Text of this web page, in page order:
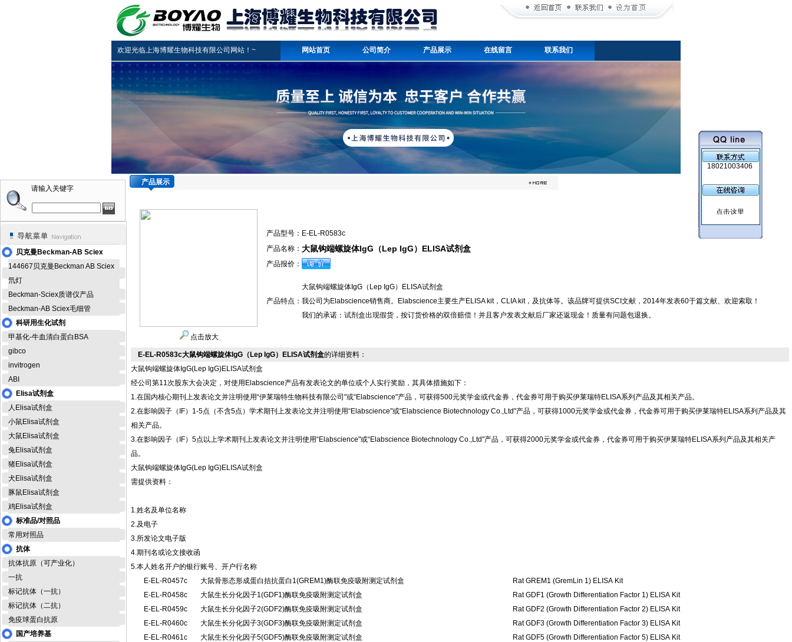
欢迎光临上海博耀生物科技有限公司网站！~ 网站首页 公司简介 产品展示 在线留言 联系我们
18021003406
请输入关键字
贝克曼Beckman-AB Sciex
144667贝克曼Beckman AB Sciex
氘灯
Beckman-Sciex质谱仪产品
Beckman-AB Sciex毛细管
科研用生化试剂
甲基化-牛血清白蛋白BSA
gibco
invitrogen
ABI
Elisa试剂盒
人Elisa试剂盒
小鼠Elisa试剂盒
大鼠Elisa试剂盒
兔Elisa试剂盒
猪Elisa试剂盒
犬Elisa试剂盒
豚鼠Elisa试剂盒
鸡Elisa试剂盒
标准品/对照品
常用对照品
抗体
抗体抗原（可产业化）
一抗
标记抗体（一抗）
标记抗体（二抗）
免疫球蛋白抗原
国产培养基
产品展示
点击放大
产品型号： E-EL-R0583c
产品名称： 大鼠钩端螺旋体IgG（Lep IgG）ELISA试剂盒
产品报价：
产品特点：
大鼠钩端螺旋体IgG（Lep IgG）ELISA试剂盒
我公司为Elabscience销售商。Elabscience主要生产ELISA kit，CLIA kit，及抗体等。该品牌可提供SCI文献，2014年发表60于篇文献、欢迎索取！
我们的承诺：试剂盒出现假货，按订货价格的双倍赔偿！并且客户发表文献后厂家还返现金！质量有问题包退换。
E-EL-R0583c大鼠钩端螺旋体IgG（Lep IgG）ELISA试剂盒的详细资料：
大鼠钩端螺旋体IgG(Lep IgG)ELISA试剂盒
经公司第11次股东大会决定，对使用Elabscience产品有发表论文的单位或个人实行奖励，其具体措施如下：
1.在国内核心期刊上发表论文并注明使用“伊莱瑞特生物科技有限公司"或“Elabscience"产品，可获得500元奖学金或代金券，代金券可用于购买伊莱瑞特ELISA系列产品及其相关产品。
2.在影响因子（IF）1-5点（不含5点）学术期刊上发表论文并注明使用“Elabscience"或“Elabscience Biotechnology Co.,Ltd"产品，可获得1000元奖学金或代金券，代金券可用于购买伊莱瑞特ELISA系列产品及其
相关产品。
3.在影响因子（IF）5点以上学术期刊上发表论文并注明使用“Elabscience"或“Elabscience Biotechnology Co.,Ltd"产品，可获得2000元奖学金或代金券，代金券可用于购买伊莱瑞特ELISA系列产品及其相关产
品。
大鼠钩端螺旋体IgG(Lep IgG)ELISA试剂盒
需提供资料：
1.姓名及单位名称
2.及电子
3.所发论文电子版
4.期刊名或论文接收函
5.本人姓名开户的银行账号、开户行名称
E-EL-R0457c
大鼠骨形态形成蛋白拮抗蛋白1(GREM1)酶联免疫吸附测定试剂盒
Rat GREM1 (GremLin 1) ELISA Kit
E-EL-R0458c
大鼠生长分化因子1(GDF1)酶联免疫吸附测定试剂盒
Rat GDF1 (Growth Differentiation Factor 1) ELISA Kit
E-EL-R0459c
大鼠生长分化因子2(GDF2)酶联免疫吸附测定试剂盒
Rat GDF2 (Growth Differentiation Factor 2) ELISA Kit
E-EL-R0460c
大鼠生长分化因子3(GDF3)酶联免疫吸附测定试剂盒
Rat GDF3 (Growth Differentiation Factor 3) ELISA Kit
E-EL-R0461c
大鼠生长分化因子5(GDF5)酶联免疫吸附测定试剂盒
Rat GDF5 (Growth Differentiation Factor 5) ELISA Kit